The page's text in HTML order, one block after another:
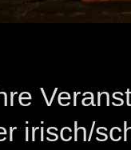
irisch/